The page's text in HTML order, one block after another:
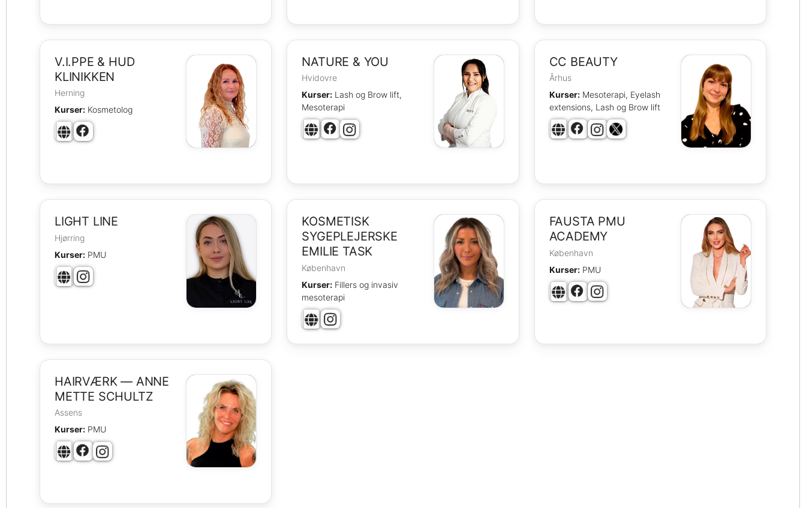
V.I.PPE & HUD
KLINIKKEN
Herning
Kurser: Kosmetolog
NATURE & YOU
Hvidovre
Kurser: Lash og Brow lift,
Mesoterapi
CC BEAUTY
Århus
Kurser:Mesoterapi, Eyelash
extensions, Lash og Brow lift
LIGHT LINE
Hjørring
Kurser: PMU
KOSMETISK
SYGEPLEJERSKE
EMILIE TASK
København
Kurser: Fillers og invasiv
mesoterapi
FAUSTA PMU
ACADEMY
København
Kurser:PMU
HAIRVÆRK — ANNE
METTE SCHULTZ
Assens
Kurser: PMU